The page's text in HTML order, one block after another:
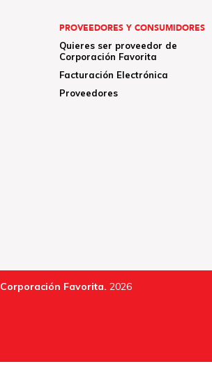
PROVEEDORES Y CONSUMIDORES
Quieres ser proveedor de
Corporación Favorita
Facturación Electrónica
Proveedores
Corporación Favorita. 2026